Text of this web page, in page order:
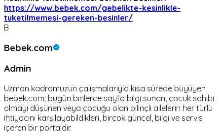
https://www.bebek.com/gebelikte-kesinlikle-
tuketilmemesi-gereken-besinler/
B
Bebek.com
Admin
Uzman kadromuzun çalışmalarıyla kısa sürede büyüyen
bebek.com; bugün binlerce sayfa bilgi sunan, çocuk sahibi
olmayı düşünen veya çocuğu olan bilinçli ailelerin her türlü
ihtiyacını karşılayabildikleri, birçok güncel, bilgi ve servis
içeren bir portaldır.